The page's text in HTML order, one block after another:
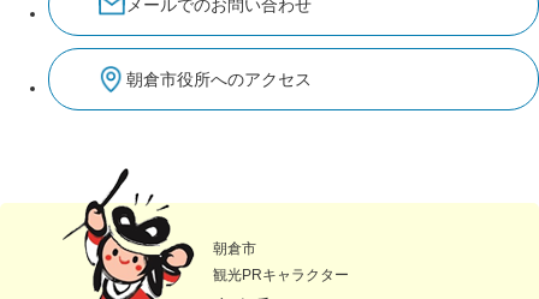
メールでのお問い合わせ
朝倉市役所へのアクセス
朝倉市
観光PRキャラクター